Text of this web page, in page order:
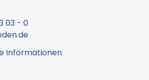
des Veranstalters sowie deren
sonstige mit dieser
Verbindung stehende Dritte
ausgeschlossen.
03 - 0
Informationen